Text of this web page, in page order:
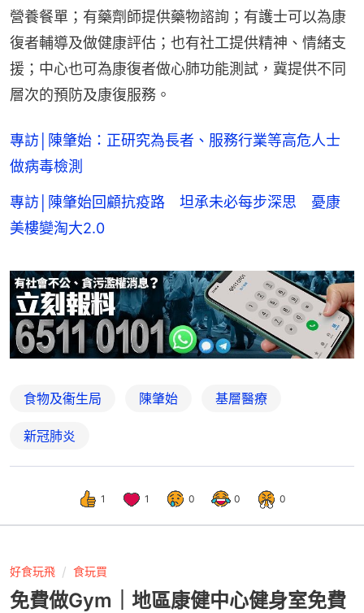
營養餐單；有藥劑師提供藥物諮詢；有護士可以為康
復者輔導及做健康評估；也有社工提供精神、情緒支
援；中心也可為康復者做心肺功能測試，冀提供不同
層次的預防及康復服務。
專訪│陳肇始：正研究為長者、服務行業等高危人士
做病毒檢測
專訪│陳肇始回顧抗疫路 坦承未必每步深思 憂康
美樓變淘大2.0
食物及衞生局 陳肇始 基層醫療
新冠肺炎
1 1 0 0 0
好食玩飛 食玩買
免費做Gym｜地區康健中心健身室免費